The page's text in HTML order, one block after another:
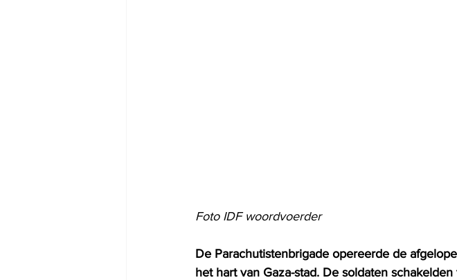
Foto IDF woordvoerder
De Parachutistenbrigade opereerde de
het hart van Gaza-stad. De soldaten